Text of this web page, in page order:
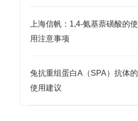
上海信帆：1,4-氨基萘磺酸的使
用注意事项
兔抗重组蛋白A（SPA）抗体的
使用建议